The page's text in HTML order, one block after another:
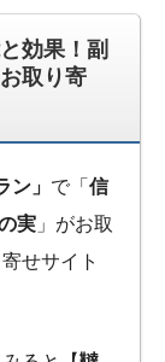
効果！副
取り寄
ン」 で「 信
実 」がお取
せサイト